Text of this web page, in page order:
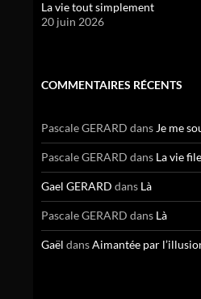
La vie tout simplement
20 juin 2026
COMMENTAIRES RÉCENTS
Pascale GERARD dans Je me
Pascale GERARD dans La vie file
Gael GERARD dans Là
Pascale GERARD dans Là
Gaël dansAimantée par